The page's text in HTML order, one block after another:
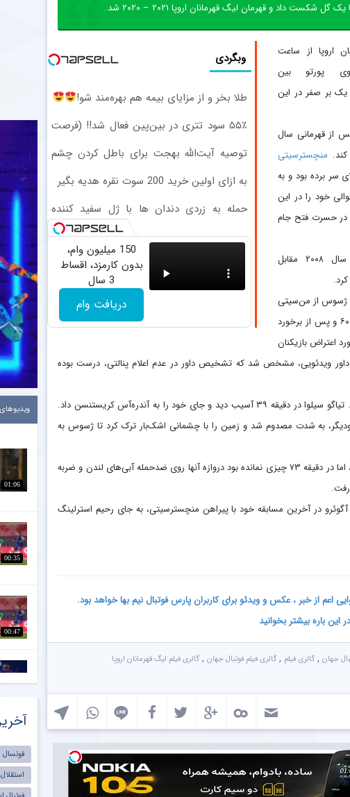
داد و قهرمان لیگ قهرمانان اروپا ۲۰۲۱ – ۲۰۲۰ شد.
وبگردی
طلا بخر و از مزایای بیمه هم بهره‌مند شو!
۵۵٪ سود تتری در بین‌پین فعال شد!! (فرصت
توصیه آیت‌الله بهجت برای باطل کردن چشم
به ازای اولین خرید 200 سوت نقره هدیه بگیر
حمله به زردی دندان ها با ژل سفید کننده
150 میلیون وام،
بدون کارمزد، اقساط
3 سال
دریافت وام
اروپا از ساعت
پورتو بین
یک بر صفر در این
چلسی پس از قهرمانی سال
منچسترسیتی
سر برده بود و به
خود را در این
در حسرت فتح جام
چلسی با این قهرمانی ، خاطره تلخ شکست در فینال سال ۲۰۰۸ مقابل
ژسوس از من‌سیتی
و آنتونیو رودیگر از چلسی کارت زرد نشان داد. لاهوس در دقیقه ۶۰ و پس از برخورد
اعتراض بازیکنان
ویدئویی، مشخص شد که تشخیص داور در عدم اعلام پنالتی، درست بوده
این مسابقه همچنین دارای یک تعویض اجباری برای هر تیم بود. تیاگو سیلوا در دقیقه ۳۹ آسیب دید و جای خود را به آندره‌آس کریستنسن داد.
پس از برخورد شدید با رودیگر، به شدت مصدوم شد و زمین را با چشمانی اشک‌بار ترک کرد تا ژسوس به
در نیمه دوم توپ و میدان بیشتر در اختیار شاگردان گواردیولا بود، اما در دقیقه ۷۳ چیزی نمانده بود دروازه آنها روی ضدحمله آبی‌های لندن و ضربه
رفت.
دقیقه ۷۷ بازی بود که سرخیو آگوئرو در آخرین مسابقه خود با پیراهن منچسترسیتی، به جای رحیم استرلینگ
اعم از خبر ، عکس و ویدئو برای کاربران پارس فوتبال نیم بها خواهد بود.
این باره بیشتر بخوانید
جهان , گالری فیلم , گالری فیلم فوتبال جهان , گالری فیلم لیگ قهرمانان اروپا
01:06
00:35
00:47
۰۲:۱۵
فوتسال
استقلال